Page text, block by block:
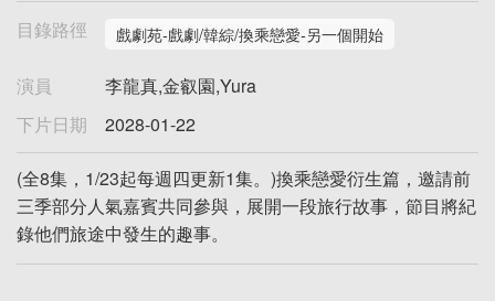
目錄路徑 戲劇苑-戲劇/韓綜/換乘戀愛-另一個開始
演員
李龍真,金叡園,Yura
下片日期
2028-01-22
(全8集，1/23起每週四更新1集。)換乘戀愛衍生篇，邀請前
三季部分人氣嘉賓共同參與，展開一段旅行故事，節目將紀
錄他們旅途中發生的趣事。